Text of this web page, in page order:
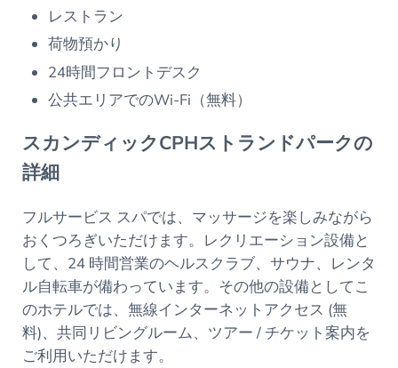
レストラン
荷物預かり
24時間フロントデスク
公共エリアでのWi-Fi（無料）
スカンディックCPHストランドパークの
詳細
フルサービス スパでは、マッサージを楽しみながら
おくつろぎいただけます。レクリエーション設備と
して、24 時間営業のヘルスクラブ、サウナ、レンタ
ル自転車が備わっています。その他の設備としてこ
のホテルでは、無線インターネットアクセス (無
料)、共同リビングルーム、ツアー / チケット案内を
ご利用いただけます。